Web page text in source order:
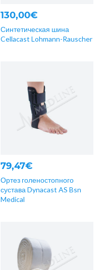
130,00€
Синтетическая шина
Cellacast Lohmann-Rauscher
79,47€
Ортез голеностопного
сустава Dynacast AS Bsn
Medical